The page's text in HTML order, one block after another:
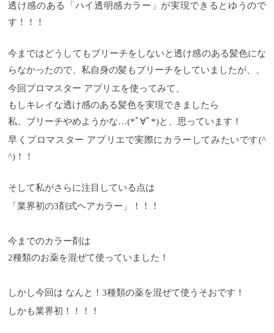
透け感のある「ハイ透明感カラー」が実現できるとゆうので
す！！！
今まではどうしてもブリーチをしないと透け感のある髪色にな
らなかったので、私自身の髪もブリーチをしていましたが、、
今回プロマスター アプリエを使ってみて、
もしキレイな透け感のある髪色を実現できましたら
私、ブリーチやめようかな…(*ﾟ∀ﾟ*)と、思っています！
早くプロマスター アプリエで実際にカラーしてみたいです(^
^)！！
そして私がさらに注目している点は
「業界初の3剤式ヘアカラー」！！！
今までのカラー剤は
2種類のお薬を混ぜて使っていました！
しかし今回は なんと！3種類の薬を混ぜて使うそおです！
しかも業界初！！！！